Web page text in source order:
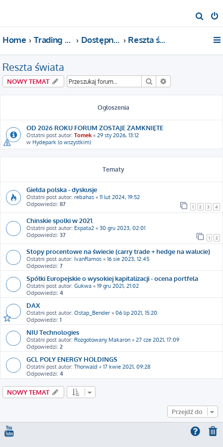
z
Home Trading For a Living Dostępne kategorie Reszta świata
Reszta świata
NOWY TEMAT Szukaj
Ogłoszenia
OD 2026 ROKU FORUM ZOSTAJE ZAMKNIĘTE
Ostatni post autor: Tomek « 29 sty 2026, 13:12
w Hydepark (o wszystkim)
Tematy
Giełda polska - dyskusje
Ostatni post autor: rebahas « 11 lut 2024, 19:52
Odpowiedzi: 87 1 2 3 4
Chinskie spolki w 2021.
Ostatni post autor: Expata2 « 30 gru 2023, 02:01
Odpowiedzi: 37 1 2
Stopy procentowe na świecie (carry trade + hedge na walucie)
Ostatni post autor: IvanRamos « 16 sie 2023, 12:45
Odpowiedzi: 7
Spółki Europejskie o wysokiej kapitalizacji - ocena portfela
Ostatni post autor: Gukwa « 19 gru 2021, 21:02
Odpowiedzi: 4
DAX
Ostatni post autor: Ostap_Bender « 06 lip 2021, 15:20
Odpowiedzi: 1
NIU Technologies
Ostatni post autor: Rozgotowany Makaron « 27 cze 2021, 17:09
Odpowiedzi: 2
GCL POLY ENERGY HOLDINGS
Ostatni post autor: Thorwald « 17 kwie 2021, 09:28
Odpowiedzi: 4
NOWY TEMAT
Przejdź do